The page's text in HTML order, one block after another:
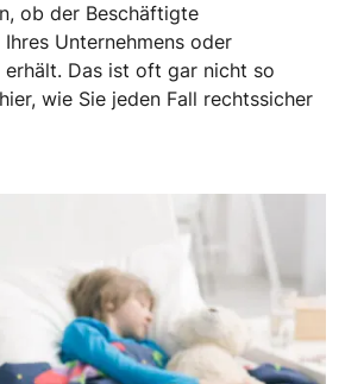
ob der Beschäftigte
Unternehmens oder
erhält. Das ist oft gar nicht so
wie Sie jeden Fall rechtssicher